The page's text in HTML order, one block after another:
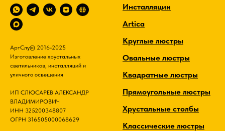
АртСлу© 2016-2025
Изготовление хрустальных
светильников, инсталляций и
уличного освещения
ИП СЛЮСАРЕВ АЛЕКСАНДР
ВЛАДИМИРОВИЧ
ИНН 325200348807
ОГРН 316505000068629
Инсталляции
Artica
Круглые люстры
Овальные люстры
Квадратные люстры
Прямоугольные люстры
Хрустальные столбы
Классические люстры